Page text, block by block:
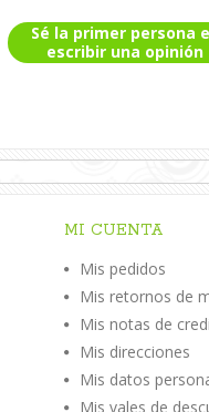
Sé la primer persona
escribir una opinión
MI CUENTA
Mis pedidos
Mis retornos de
Mis notas de
Mis direcciones
Mis datos
Mis vales de